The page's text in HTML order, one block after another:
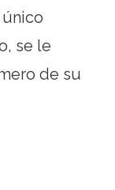
se le
de su